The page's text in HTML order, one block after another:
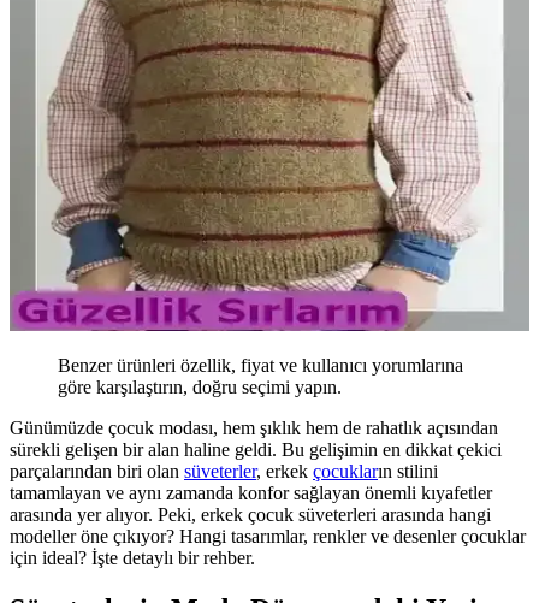
Benzer ürünleri özellik, fiyat ve kullanıcı yorumlarına
göre karşılaştırın, doğru seçimi yapın.
Günümüzde çocuk modası, hem şıklık hem de rahatlık açısından
sürekli gelişen bir alan haline geldi. Bu gelişimin en dikkat çekici
parçalarından biri olan süveterler, erkek çocukların stilini
tamamlayan ve aynı zamanda konfor sağlayan önemli kıyafetler
arasında yer alıyor. Peki, erkek çocuk süveterleri arasında hangi
modeller öne çıkıyor? Hangi tasarımlar, renkler ve desenler çocuklar
için ideal? İşte detaylı bir rehber.